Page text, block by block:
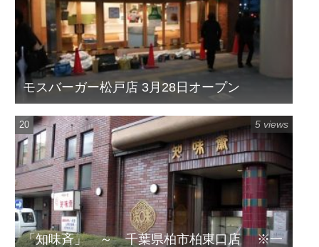
モスバーガー松戸店 3月28日オープン
「知味斉」 ～ 千葉県柏市柏東口店 ※一
5 views